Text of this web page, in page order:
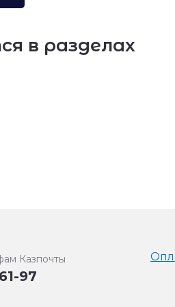
в разделах
Казпочты
97